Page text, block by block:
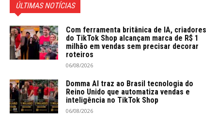
ÚLTIMAS NOTÍCIAS
Com ferramenta britânica de IA, criadores
do TikTok Shop alcançam marca de R$ 1
milhão em vendas sem precisar decorar
roteiros
06/08/2026
Domma AI traz ao Brasil tecnologia do
Reino Unido que automatiza vendas e
inteligência no TikTok Shop
06/08/2026